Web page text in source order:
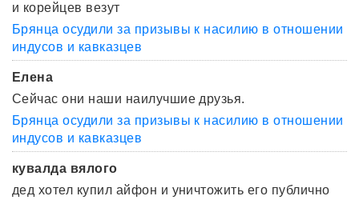
и корейцев везут
Брянца осудили за призывы к насилию в отношении
индусов и кавказцев
Елена
Сейчас они наши наилучшие друзья.
Брянца осудили за призывы к насилию в отношении
индусов и кавказцев
кувалда вялого
дед хотел купил айфон и уничтожить его публично